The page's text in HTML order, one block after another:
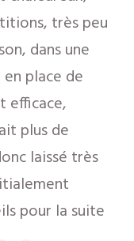
très peu
dans une
place de
efficace,
plus de
laissé très
pour la suite